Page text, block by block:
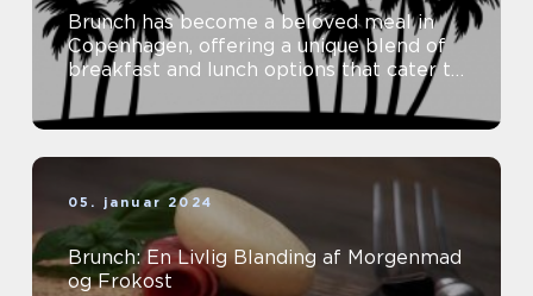
Brunch has become a beloved meal in
Copenhagen, offering a unique blend of
breakfast and lunch options that cater to
a variety of tastes and preferenc...
05. januar 2024
Brunch: En Livlig Blanding af Morgenmad
og Frokost